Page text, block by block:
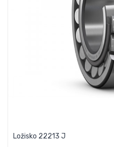
Ložisko 22213 J